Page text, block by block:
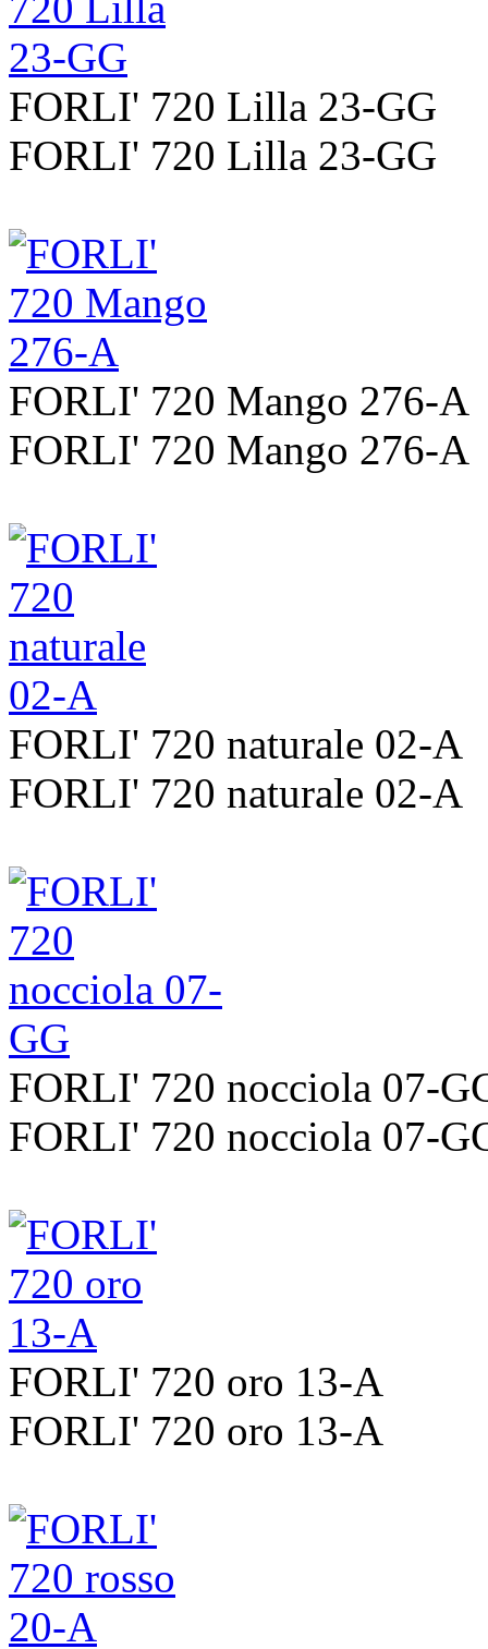
FORLI' 720 Lilla 23-GG
FORLI' 720 Lilla 23-GG
FORLI' 720 Mango 276-A
FORLI' 720 Mango 276-A
FORLI' 720 naturale 02-A
FORLI' 720 naturale 02-A
FORLI' 720 nocciola 07-
FORLI' 720 nocciola 07-
FORLI' 720 oro 13-A
FORLI' 720 oro 13-A